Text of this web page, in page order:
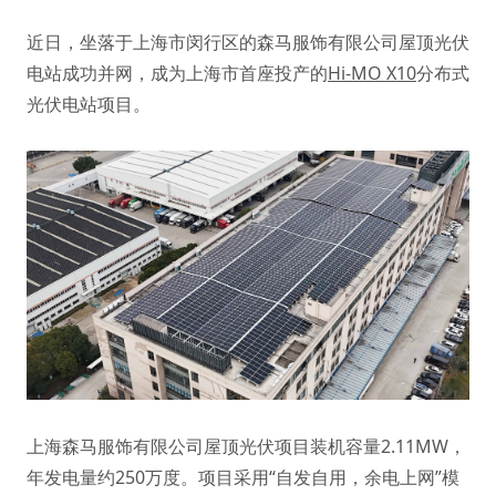
近日，坐落于上海市闵行区的森马服饰有限公司屋顶光伏
电站成功并网，成为上海市首座投产的Hi-MO X10分布式
光伏电站项目。
上海森马服饰有限公司屋顶光伏项目装机容量2.11MW，
年发电量约250万度。项目采用“自发自用，余电上网”模